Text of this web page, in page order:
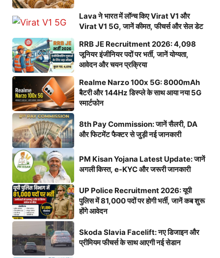
Lava ने भारत में लॉन्च किए Virat V1 और
Virat V1 5G, जानें कीमत, फीचर्स और सेल डेट
RRB JE Recruitment 2026: 4,098
जूनियर इंजीनियर पदों पर भर्ती, जानें योग्यता,
आवेदन और चयन प्रक्रिया
Realme Narzo 100x 5G: 8000mAh
बैटरी और 144Hz डिस्प्ले के साथ आया नया 5G
स्मार्टफोन
8th Pay Commission: जानें सैलरी, DA
और फिटमेंट फैक्टर से जुड़ी नई जानकारी
PM Kisan Yojana Latest Update: जानें
अगली किस्त, e-KYC और जरूरी जानकारी
UP Police Recruitment 2026: यूपी
पुलिस में 81,000 पदों पर होगी भर्ती, जानें कब शुरू
होंगे आवेदन
Skoda Slavia Facelift: नए डिजाइन और
प्रीमियम फीचर्स के साथ आएगी नई सेडान